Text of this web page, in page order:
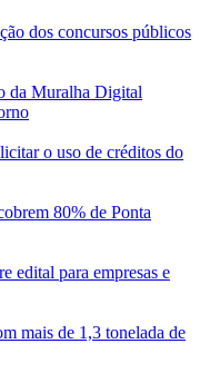
dos concursos públicos
da Muralha Digital
o uso de créditos do
80% de Ponta
edital para empresas e
mais de 1,3 tonelada de